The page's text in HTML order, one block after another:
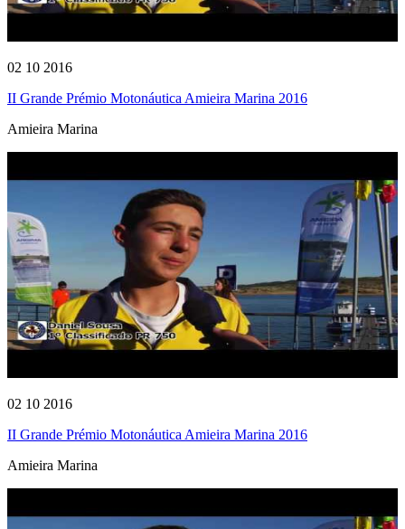
02 10 2016
II Grande Prémio Motonáutica Amieira Marina 2016
Amieira Marina
02 10 2016
II Grande Prémio Motonáutica Amieira Marina 2016
Amieira Marina